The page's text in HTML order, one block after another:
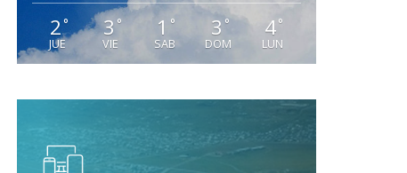
2°
JUE
3 °
VIE
1 °
SAB
3 °
DOM
4°
LUN